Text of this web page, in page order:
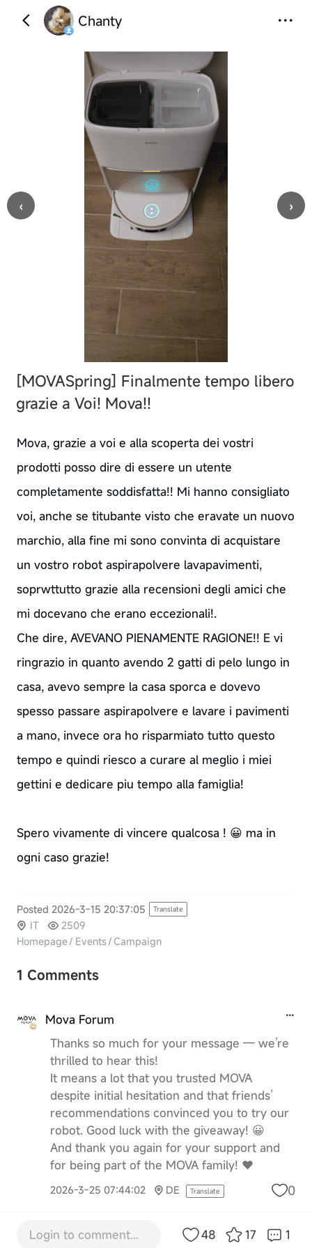
Chanty
‹ ›
[MOVASpring] Finalmente tempo libero
grazie a Voi! Mova!!
Mova, grazie a voi e alla scoperta dei vostri
prodotti posso dire di essere un utente
completamente soddisfatta!! Mi hanno consigliato
voi, anche se titubante visto che eravate un nuovo
marchio, alla fine mi sono convinta di acquistare
un vostro robot aspirapolvere lavapavimenti,
soprwttutto grazie alla recensioni degli amici che
mi docevano che erano eccezionali!.
Che dire, AVEVANO PIENAMENTE RAGIONE!! E vi
ringrazio in quanto avendo 2 gatti di pelo lungo in
casa, avevo sempre la casa sporca e dovevo
spesso passare aspirapolvere e lavare i pavimenti
a mano, invece ora ho risparmiato tutto questo
tempo e quindi riesco a curare al meglio i miei
gettini e dedicare piu tempo alla famiglia!
Spero vivamente di vincere qualcosa ! 😀 ma in
ogni caso grazie!
Posted 2026-3-15 20:37:05 Translate
IT
2509
Homepage/ Events/ Campaign
1 Comments
Mova Forum
Thanks so much for your message — we’re
thrilled to hear this!
It means a lot that you trusted MOVA
despite initial hesitation and that friends’
recommendations convinced you to try our
robot. Good luck with the giveaway! 😀
And thank you again for your support and
for being part of the MOVA family! ❤️
2026-3-25 07:44:02 DE Translate 0
Login to comment... 48 17 1